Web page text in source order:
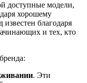
доступные модели,
хорошему
благодаря
и тех, кто
. Эти